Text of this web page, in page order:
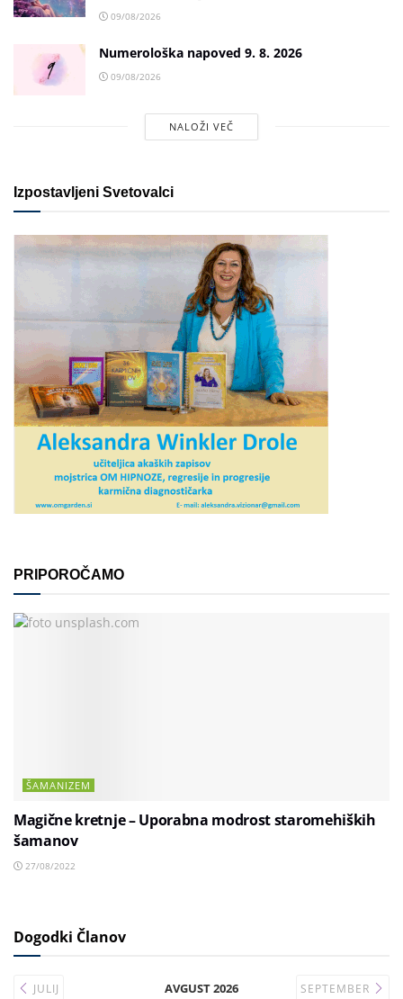
09/08/2026
Numerološka napoved 9. 8. 2026
09/08/2026
NALOŽI VEČ
Izpostavljeni Svetovalci
PRIPOROČAMO
ŠAMANIZEM
Magične kretnje – Uporabna modrost staromehiških
šamanov
27/08/2022
Dogodki Članov
JULIJ AVGUST 2026 SEPTEMBER